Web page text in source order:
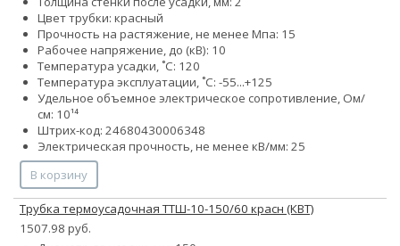
Цвет трубки: красный
Прочность на растяжение, не менее Мпа: 15
Рабочее напряжение, до (кВ): 10
Температура усадки, ˚С: 120
Температура эксплуатации, ˚С: -55...+125
Удельное объемное электрическое сопротивление, Ом/
см: 10¹⁴
Штрих-код: 24680430006348
Электрическая прочность, не менее кВ/мм: 25
В корзину
Трубка термоусадочная ТТШ-10-150/60 красн (КВТ)
1507.98 руб.